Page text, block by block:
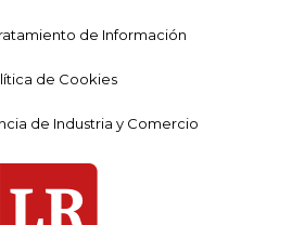
de Información
de Cookies
de Industria y Comercio